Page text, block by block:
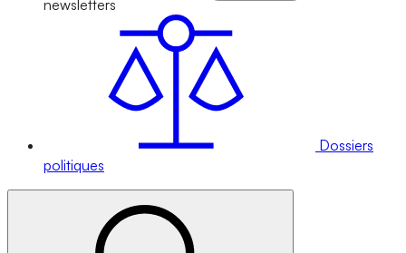
newsletters
Dossiers
politiques